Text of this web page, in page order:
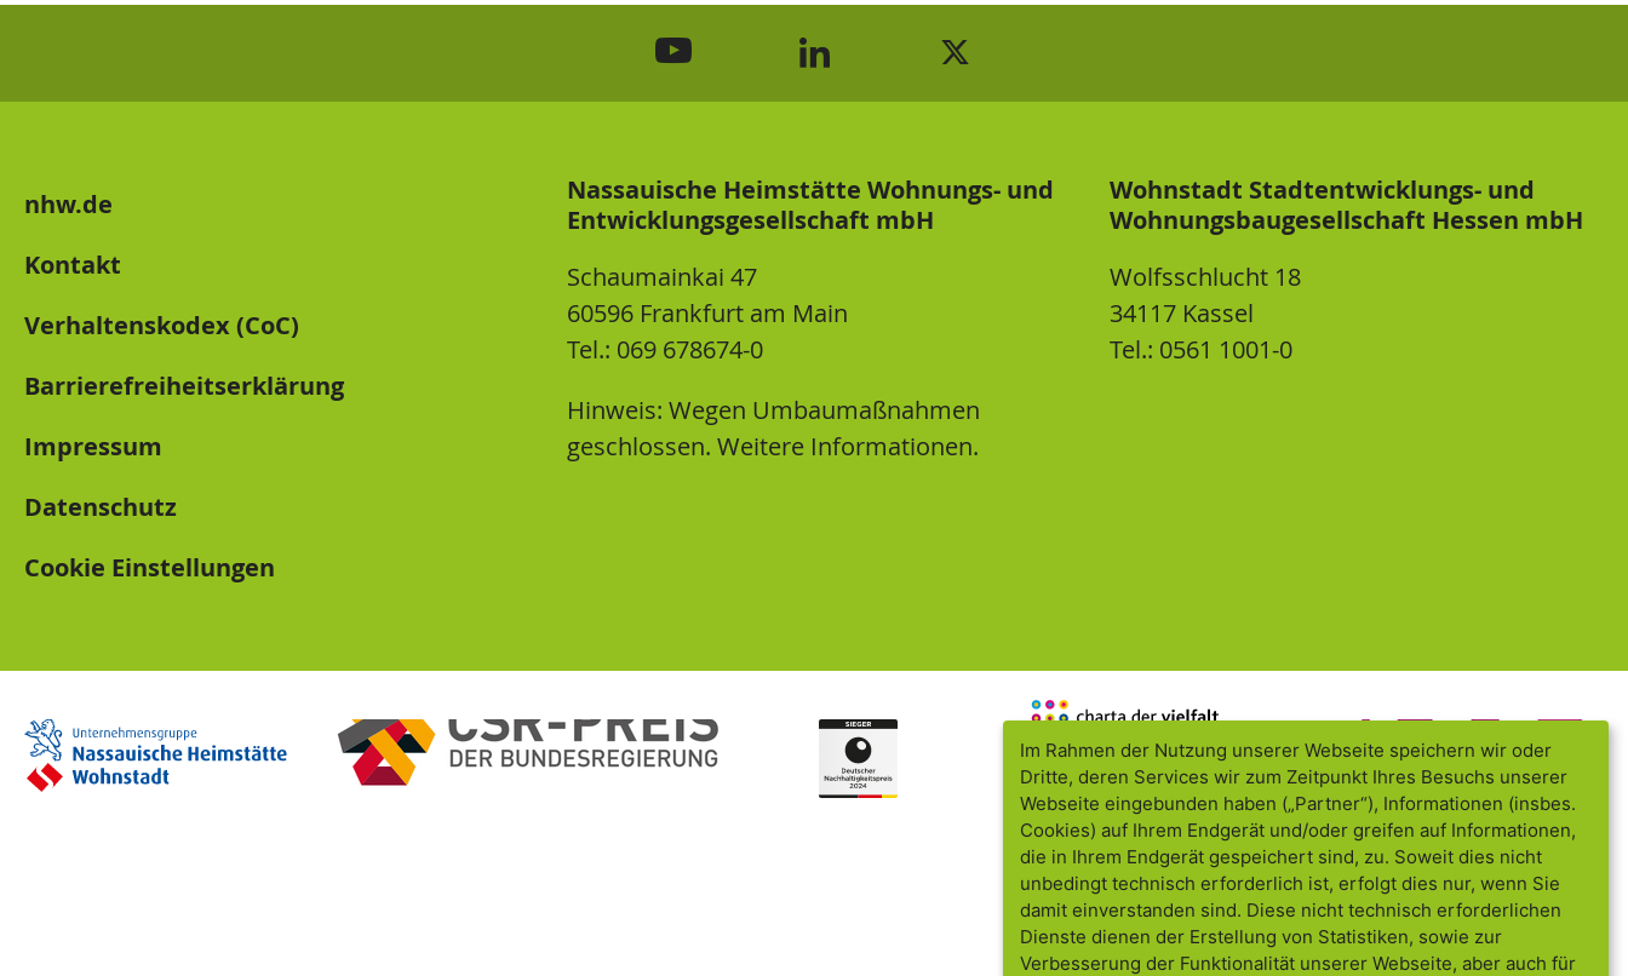
youtube linkedin twitter
nhw.de
Kontakt
Verhaltenskodex (CoC)
Barrierefreiheitserklärung
Impressum
Datenschutz
Cookie Einstellungen
Nassauische Heimstätte Wohnungs- und
Entwicklungsgesellschaft mbH
Schaumainkai 47
60596 Frankfurt am Main
Tel.: 069 678674-0
Hinweis: Wegen Umbaumaßnahmen
geschlossen. Weitere Informationen.
Wohnstadt Stadtentwicklungs- und
Wohnungsbaugesellschaft Hessen mbH
Wolfsschlucht 18
34117 Kassel
Tel.: 0561 1001-0
Im Rahmen der Nutzung unserer Webseite speichern wir oder
Dritte, deren Services wir zum Zeitpunkt Ihres Besuchs unserer
Webseite eingebunden haben („Partner“), Informationen (insbes.
Cookies) auf Ihrem Endgerät und/oder greifen auf Informationen,
die in Ihrem Endgerät gespeichert sind, zu. Soweit dies nicht
unbedingt technisch erforderlich ist, erfolgt dies nur, wenn Sie
damit einverstanden sind. Diese nicht technisch erforderlichen
Dienste dienen der Erstellung von Statistiken, sowie zur
Verbesserung der Funktionalität unserer Webseite, aber auch für